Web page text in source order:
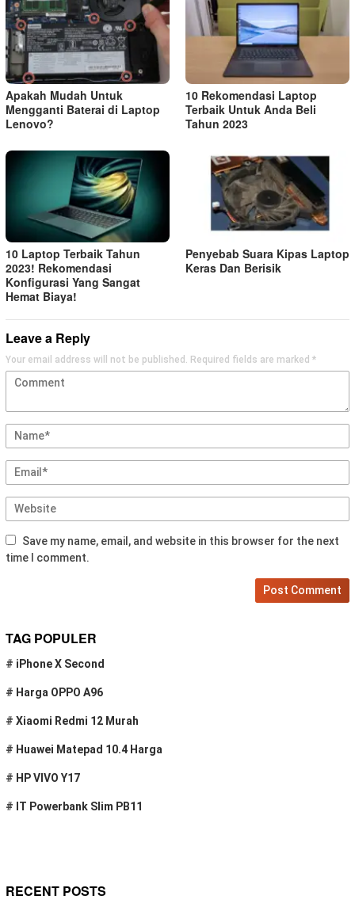
Apakah Mudah Untuk
Mengganti Baterai di Laptop
Lenovo?
10 Rekomendasi Laptop
Terbaik Untuk Anda Beli
Tahun 2023
10 Laptop Terbaik Tahun
2023! Rekomendasi
Konfigurasi Yang Sangat
Hemat Biaya!
Penyebab Suara Kipas Laptop
Keras Dan Berisik
Leave a Reply
Your email address will not be published. Required fields are marked *
Save my name, email, and website in this browser for the next
time I comment.
TAG POPULER
# iPhone X Second
# Harga OPPO A96
# Xiaomi Redmi 12 Murah
# Huawei Matepad 10.4 Harga
# HP VIVO Y17
# IT Powerbank Slim PB11
RECENT POSTS